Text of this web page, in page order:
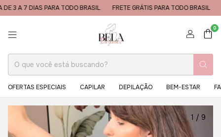
PARA TODO BRASIL FRETE GRÁTIS PARA TODO BRASIL ENTREGA DE
0
OFERTAS ESPECIAIS CAPILAR DEPILAÇÃO BEM-ESTAR
1 / 9